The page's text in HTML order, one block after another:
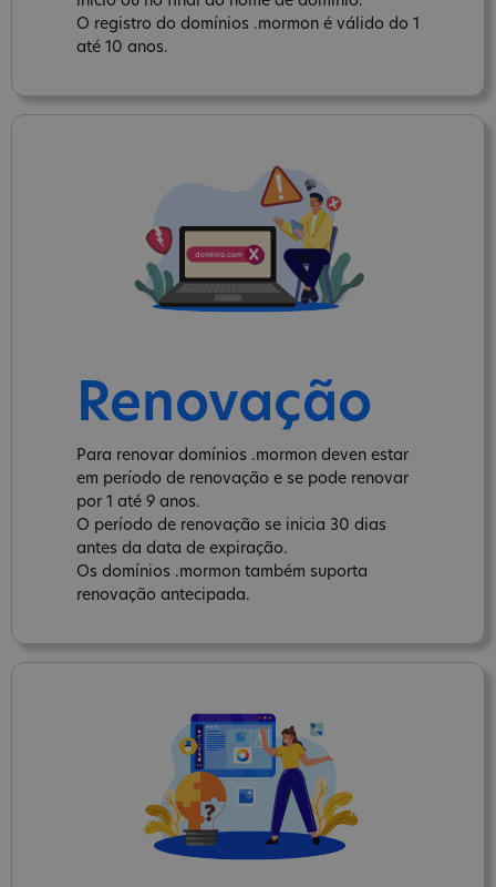
O registro do domínios .mormon é válido do 1
até 10 anos.
Renovação
Para renovar domínios .mormon deven estar
em período de renovação e se pode renovar
por 1 até 9 anos.
O período de renovação se inicia 30 dias
antes da data de expiração.
Os domínios .mormon também suporta
renovação antecipada.